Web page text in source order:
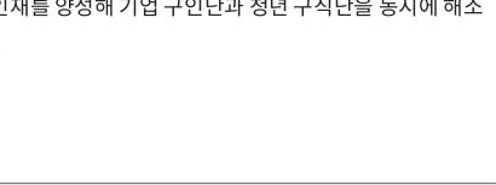
를 양성해 기업 구인난과 청년 구직난을 동시에 해소